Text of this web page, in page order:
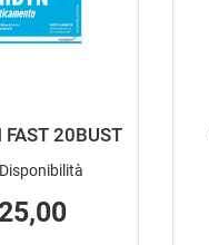
FAST 20BUST